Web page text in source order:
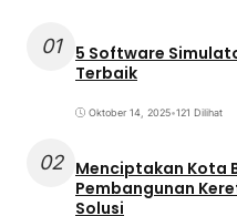
01
5 Software
Terbaik
Oktober 14, 2025•121 Dilihat
02 Menciptakan Kota
Pembangunan
Solusi